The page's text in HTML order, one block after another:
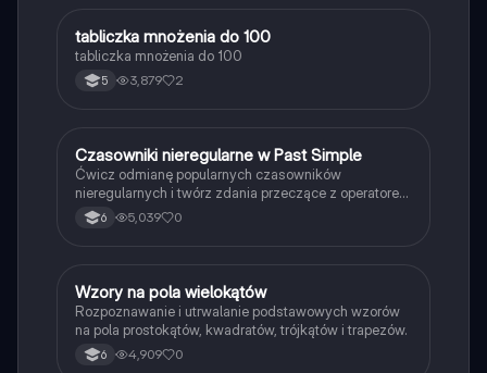
TMatematyka
tabliczka mnożenia do 100
tabliczka mnożenia do 100
5 3,879 2
CJęzyk angielski
Czasowniki nieregularne w Past Simple
Ćwicz odmianę popularnych czasowników
nieregularnych i twórz zdania przeczące z operatorem
didn't w czasie Past Simple.
6 5,039 0
WMatematyka
Wzory na pola wielokątów
Rozpoznawanie i utrwalanie podstawowych wzorów
na pola prostokątów, kwadratów, trójkątów i trapezów.
6 4,909 0